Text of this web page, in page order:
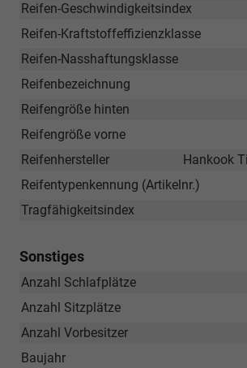
Reifen-Geschwindigkeitsindex
Reifen-Kraftstoffeffizienzklasse
Reifen-Nasshaftungsklasse
Reifenbezeichnung
Reifengröße hinten
Reifengröße vorne
Hankook
Reifenhersteller
Reifentypenkennung (Artikelnr.)
Tragfähigkeitsindex
Sonstiges
Anzahl Schlafplätze
Anzahl Sitzplätze
Anzahl Vorbesitzer
Baujahr